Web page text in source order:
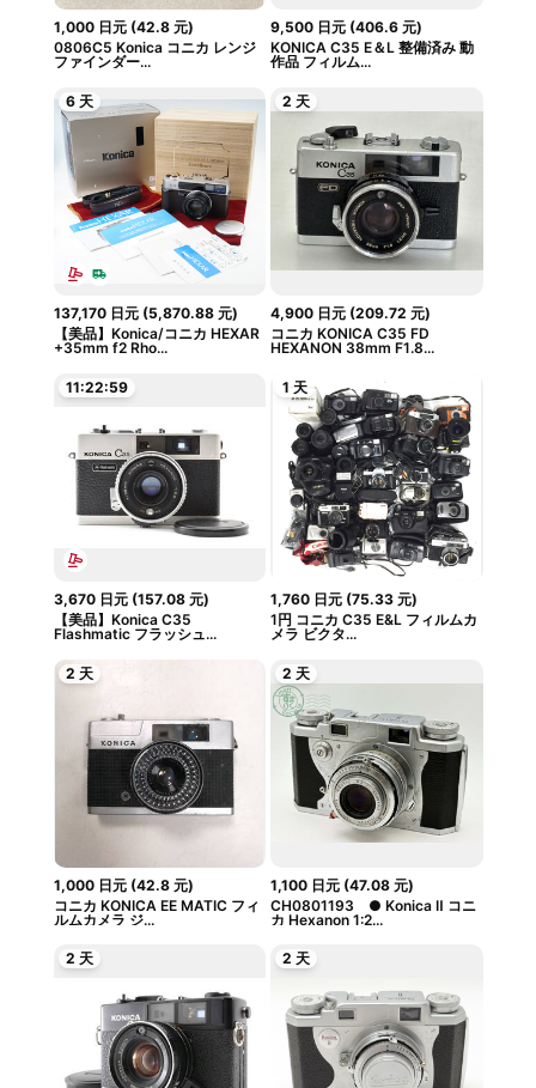
1,000 日元(42.8 元)
0806C5 Konica コニカ レンジ
ファインダー...
9,500 日元 (406.6 元)
KONICA C35 E＆L 整備済み 動
作品 フィルム...
6 天
137,170 日元(5,870.88 元)
【美品】Konica/コニカ HEXAR
+35mm f2 Rho...
2 天
4,900 日元 (209.72 元)
コニカ KONICA C35 FD
HEXANON 38mm F1.8...
11:22:58
3,670 日元(157.08 元)
【美品】Konica C35
Flashmatic フラッシュ...
1 天
1,760 日元 (75.33 元)
1円 コニカ C35 E&L フィルムカ
メラ ビクタ...
2 天
1,000 日元(42.8 元)
コニカ KONICA EE MATIC フィ
ルムカメラ ジ...
2 天
1,100 日元 (47.08 元)
CH0801193 ● Konica Ⅱ コニ
カ Hexanon 1:2...
2 天 2 天